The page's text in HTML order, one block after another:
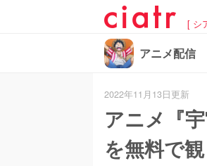
[ シ
アニメ配信
2022年11月13日更新
アニメ『
を無料で